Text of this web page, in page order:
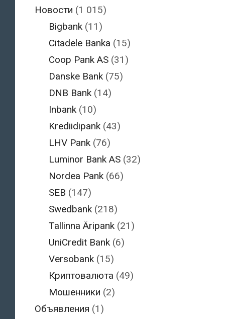
Новости (1 015)
Bigbank (11)
Citadele Banka (15)
Coop Pank AS (31)
Danske Bank (75)
DNB Bank (14)
Inbank (10)
Krediidipank (43)
LHV Pank (76)
Luminor Bank AS (32)
Nordea Pank (66)
SEB (147)
Swedbank (218)
Tallinna Äripank (21)
UniCredit Bank (6)
Versobank (15)
Криптовалюта (49)
Мошенники (2)
Объявления (1)